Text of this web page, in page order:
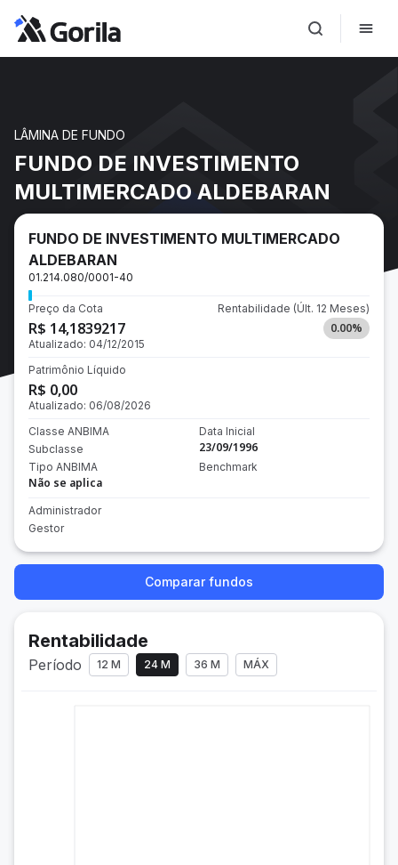
LÂMINA DE FUNDO
FUNDO DE INVESTIMENTO
MULTIMERCADO ALDEBARAN
FUNDO DE INVESTIMENTO MULTIMERCADO
ALDEBARAN
01.214.080/0001-40
Preço da Cota
R$ 14,1839217
Atualizado: 04/12/2015
Rentabilidade (Últ. 12 Meses)
0.00%
Patrimônio Líquido
R$ 0,00
Atualizado: 06/08/2026
Classe ANBIMA
Subclasse
Tipo ANBIMA
Não se aplica
Data Inicial
23/09/1996
Benchmark
Administrador
Gestor
Comparar fundos
Rentabilidade
Período 12 M 24 M 36 M MÁX